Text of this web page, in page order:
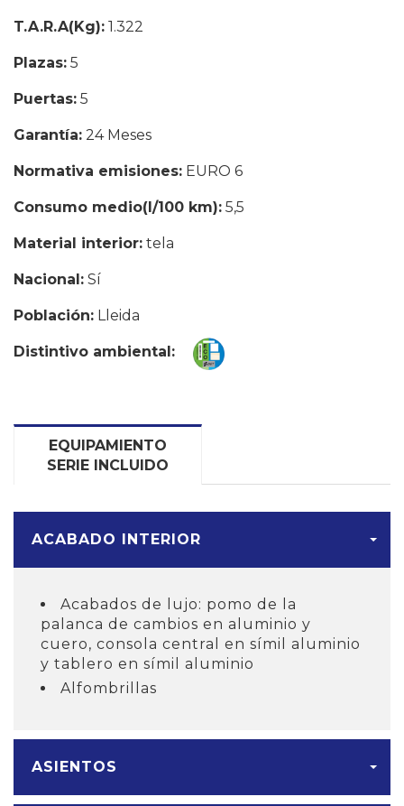
T.A.R.A(Kg): 1.322
Plazas: 5
Puertas: 5
Garantía: 24 Meses
Normativa emisiones: EURO 6
Consumo medio(l/100 km): 5,5
Material interior: tela
Nacional: Sí
Población: Lleida
Distintivo ambiental:
EQUIPAMIENTO
SERIE INCLUIDO
ACABADO INTERIOR
Acabados de lujo: pomo de la
palanca de cambios en aluminio y
cuero, consola central en símil aluminio
y tablero en símil aluminio
Alfombrillas
ASIENTOS